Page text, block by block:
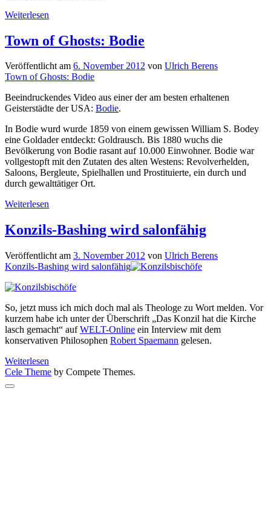
Weiterlesen
aber
ahnungslos:
schön
blitzen“
Town of Ghosts: Bodie
Veröffentlicht am 6. November 2012 von Ulrich Berens
Town of Ghosts: Bodie
Beeindruckendes Video aus einer der am besten erhaltenen
Geisterstädte der USA: Bodie.
In Bodie wurd wurde 1859 von einem gewissen William S. Bodey
eine Goldader entdeckt: Goldrausch. Bis 1880 wuchs die
Bevölkerung von Bodie rasant auf 10.000 Einwohner. Bodie war
vollgestopft mit den Zutaten des alten Westens: Revolverhelden,
Saloons, Bergleute, Spielhallen und Prostituierte, ein durch und
durch gewalttätiger Ort.
Weiterlesen
Ghosts:
Bodie
Konzils-Bashing wird salonfähig
Veröffentlicht am 3. November 2012 von Ulrich Berens
Konzils-Bashing wird salonfähig
So, jetzt muss ich mich doch mal als Theologe zu Wort melden. Vor
kurzem habe ich unter der Überschrift „Das Konzil hat die Kirche
lasch gemacht“ aufWELT-Online ein Interview mit dem
konservativen Philosophen Robert Spaemann gelesen.
Weiterlesen
Bashing
Cele Theme by Compete Themes.
Scroll